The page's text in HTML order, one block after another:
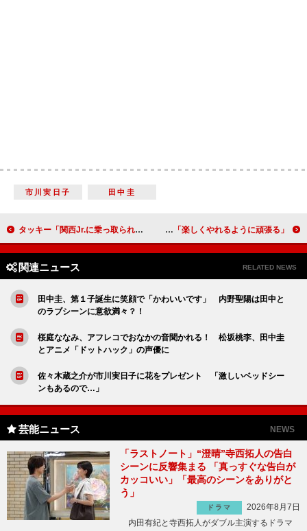
市川実日子 田中圭
タッキー「関西Jr.に乗っ取られるかも」 「滝沢歌舞伎」４・５月公演が開幕 前田敦子、新番組収録前もマイペース 「楽しくやれるように頑張る」
関連ニュース RELATED NEWS
田中圭、第１子誕生に笑顔で「かわいいです」 内野聖陽は田中と
のラブシーンに意欲満々？！
桜庭ななみ、アフレコでおなかの音聞かれる！ 松坂桃李、田中圭
とアニメ「ドットハック」の声優に
佐々木蔵之介が市川実日子に花をプレゼント 「激しいベッドシー
ンもあるので…」
芸能ニュース NEWS
「ラストノート」“澄晴”寺西拓人の告白
シーンに反響集まる 「真っすぐな告白が
カッコいい」「最高のシーンをありがと
う」
ドラマ
2026年8月7日
内田有紀と寺西拓人がダブル主演するドラマ